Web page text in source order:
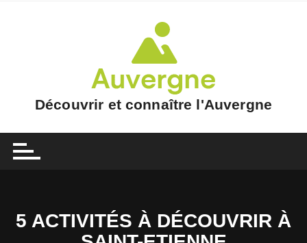
Découvrir et connaître l'Auvergne
5 ACTIVITÉS À DÉCOUVRIR À